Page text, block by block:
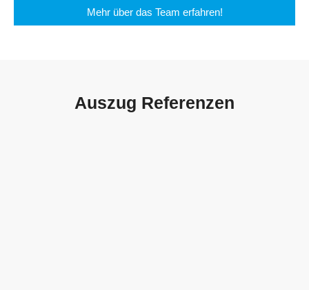
Mehr über das Team erfahren!
Auszug Referenzen